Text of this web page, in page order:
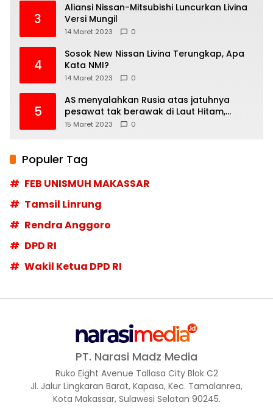
3
Aliansi Nissan-Mitsubishi Luncurkan Livina
Versi Mungil
14 Maret 2023 0
4
Sosok New Nissan Livina Terungkap, Apa
Kata NMI?
14 Maret 2023 0
5
AS menyalahkan Rusia atas jatuhnya
pesawat tak berawak di Laut Hitam,
Moskow menyangkal
15 Maret 2023 0
Populer Tag
FEB UNISMUH MAKASSAR
Tamsil Linrung
Rendra Anggoro
DPD RI
Wakil Ketua DPD RI
PT. Narasi Madz Media
Ruko Eight Avenue Tallasa City Blok C2
Jl. Jalur Lingkaran Barat, Kapasa, Kec. Tamalanrea,
Kota Makassar, Sulawesi Selatan 90245.